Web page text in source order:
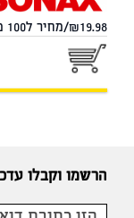
19.98/מחיר ל100 מ"ל
הרשמו וקבלו